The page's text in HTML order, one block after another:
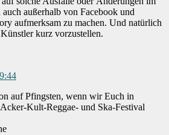
außerhalb von Facebook und
aufmerksam zu machen. Und natürlich
kurz vorzustellen.
auf Pfingsten, wenn wir Euch in
Kult-Reggae- und Ska-Festival